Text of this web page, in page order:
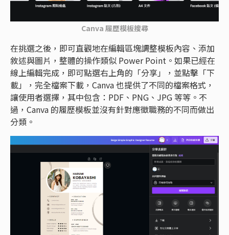
Canva 履歷模板搜尋
在挑選之後，即可直觀地在編輯區塊調整模板內容、添加
敘述與圖片，整體的操作類似 Power Point。如果已經在
線上編輯完成，即可點選右上角的「分享」，並點擊「下
載」，完全檔案下載，Canva 也提供了不同的檔案格式，
讓使用者選擇，其中包含：PDF、PNG、JPG 等等。不
過，Canva 的履歷模板並沒有針對應徵職務的不同而做出
分類。